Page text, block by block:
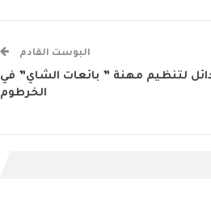
البوست القادم
لتنظيم مهنة ” بائعات الشاي” في
الخرطوم